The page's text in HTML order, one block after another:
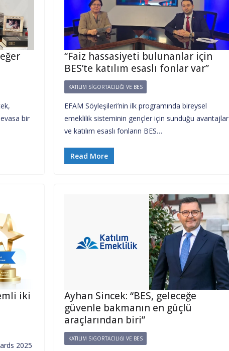
bir
“Faiz hassasiyeti bulunanlar için
BES’te katılım esaslı fonlar var”
KATILIM SIGORTACILIĞI VE BES
EFAM Söyleşileri’nin ilk programında bireysel
emeklilik sisteminin gençler için sunduğu avantajlar
ve katılım esaslı fonların BES…
Read More
iki
2025
Ayhan Sincek: “BES, geleceğe
güvenle bakmanın en güçlü
araçlarından biri”
KATILIM SIGORTACILIĞI VE BES